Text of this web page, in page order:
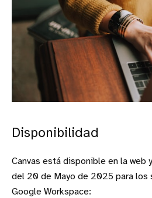
Disponibilidad
Canvas está disponible en la web
del 20 de Mayo de 2025 para los
Google Workspace: